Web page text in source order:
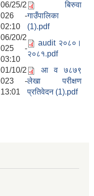
06/25/2
026 -
02:10
बिरुवा
गाउँपालिका
(1).pdf
06/20/2
025 -
03:10
audit २०८०।
२०८१.pdf
01/10/2
023 -
13:01
आ व ७८७९
लेखा परीक्षण
प्रतिवेदन (1).pdf